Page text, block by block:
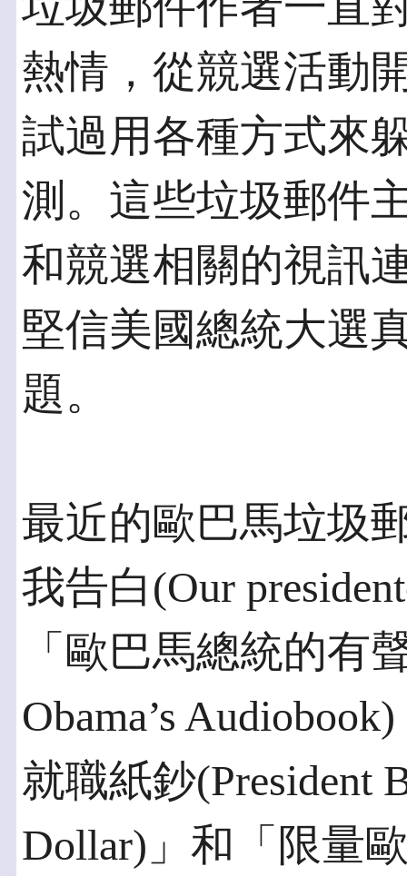
熱情，從競選活動
試過用各種方式來
測。這些垃圾郵件
和競選相關的視訊
堅信美國總統大選
題。
最近的歐巴馬垃圾
我告白(Our
「歐巴馬總統的有
Obama’s
就職紙鈔(President
Dollar)」和「限量